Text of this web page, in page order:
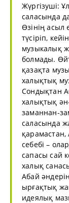
Жүргізуші:
саласында
Өзінің асыл
түсіріп,
музыкалық
болмады.
қазақта
халықтық
Сондықтан
халықтық
заманнан-
саласында
қарамастан,
себебі –
сапасы сай
халық
Абай
ырғақтық
идеялық